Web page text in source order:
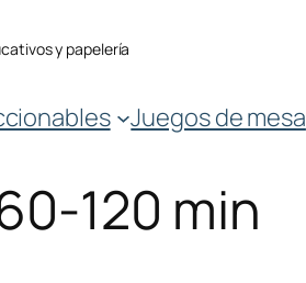
y papelería
Juegos de mesa
120 min